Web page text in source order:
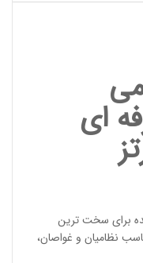
ای
برای سخت ترین
نظامیان و غواصان،